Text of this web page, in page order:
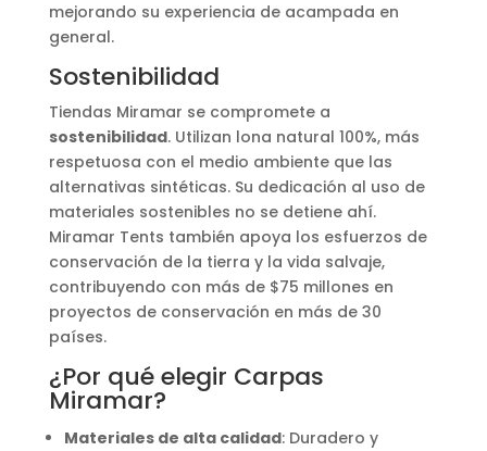
mejorando su experiencia de acampada en
general.
Sostenibilidad
Tiendas Miramar se compromete a
sostenibilidad. Utilizan lona natural 100%, más
respetuosa con el medio ambiente que las
alternativas sintéticas. Su dedicación al uso de
materiales sostenibles no se detiene ahí.
Miramar Tents también apoya los esfuerzos de
conservación de la tierra y la vida salvaje,
contribuyendo con más de $75 millones en
proyectos de conservación en más de 30
países.
¿Por qué elegir Carpas
Miramar?
Materiales de alta calidad: Duradero y